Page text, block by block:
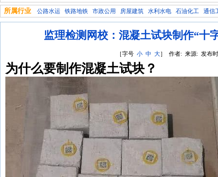
所属行业 公路水运 铁路地铁 市政公用 房屋建筑 水利水电 石油化工 通信
监理检测网校：混凝土试块制作“十
［字号 小 中 大］ 作者: 来源: 发布时
为什么要制作混凝土试块？